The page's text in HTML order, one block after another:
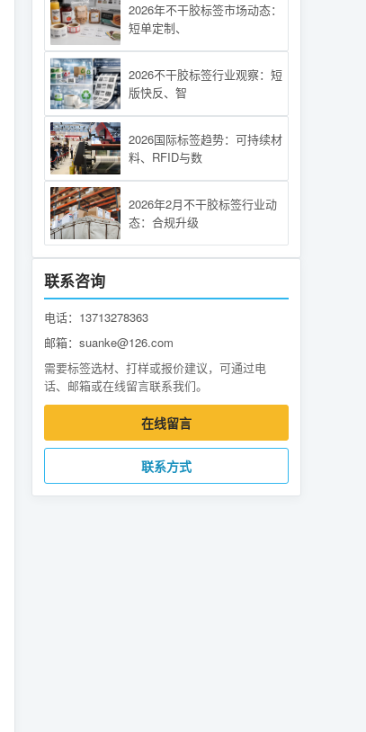
2026年不干胶标签市场动态：
短单定制、
2026不干胶标签行业观察：短
版快反、智
2026国际标签趋势：可持续材
料、RFID与数
2026年2月不干胶标签行业动
态：合规升级
联系咨询
电话：13713278363
邮箱：suanke@126.com
需要标签选材、打样或报价建议，可通过电
话、邮箱或在线留言联系我们。
在线留言
联系方式